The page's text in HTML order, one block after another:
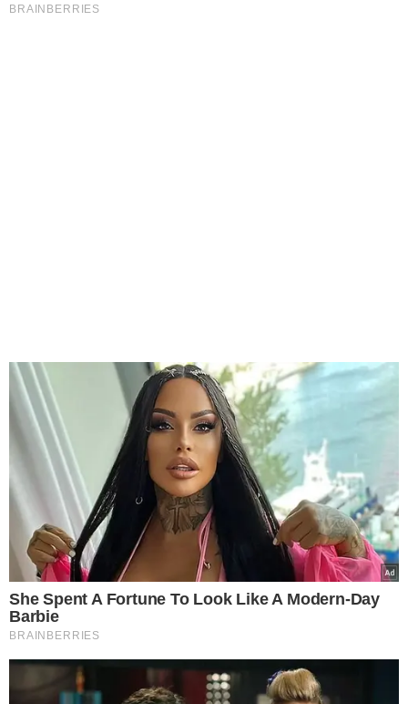
BRAINBERRIES
She Spent A Fortune To Look Like A Modern-Day
Barbie
BRAINBERRIES